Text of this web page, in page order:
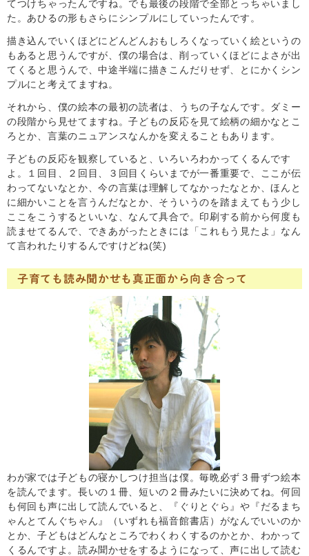
てつけちゃったんですね。でも最後の段階で全部とっちゃいまし
た。あひるの形もさらにシンプルにしていったんです。
描き込んでいくほどにどんどんおもしろくなっていく絵というの
もあると思うんですが、僕の場合は、削っていくほどによさが出
てくると思うんで、中途半端に描きこんだりせず、とにかくシン
プルにと考えてますね。
それから、僕の絵本の最初の読者は、うちの子なんです。ダミー
の段階から見せてますね。子どもの反応を見て絵柄の細かなとこ
ろとか、言葉のニュアンスなんかを変えることもあります。
子どもの反応を観察していると、いろいろわかってくるんです
よ。１回目、２回目、３回目くらいまでが一番重要で、ここが伝
わってないなとか、今の言葉は理解してなかったなとか、ほんと
に細かいことを言うんだなとか、そういうのを踏まえてもう少し
ここをこうするといいな、なんて具合で。印刷する前から何度も
読ませてるんで、できあがったときには「これもう見たよ」なん
て言われたりするんですけどね(笑)
子育ても読み聞かせも真正面から向き合って
わが家では子どもの寝かしつけ担当は僕。毎晩必ず３冊ずつ絵本
を読んでます。長いの１冊、短いの２冊みたいに決めてね。何回
も何回も声に出して読んでいると、『ぐりとぐら』や『だるまち
ゃんとてんぐちゃん』（いずれも福音館書店）がなんでいいのか
とか、子どもはどんなところでわくわくするのかとか、わかって
くるんですよ。読み聞かせをするようになって、声に出して読む